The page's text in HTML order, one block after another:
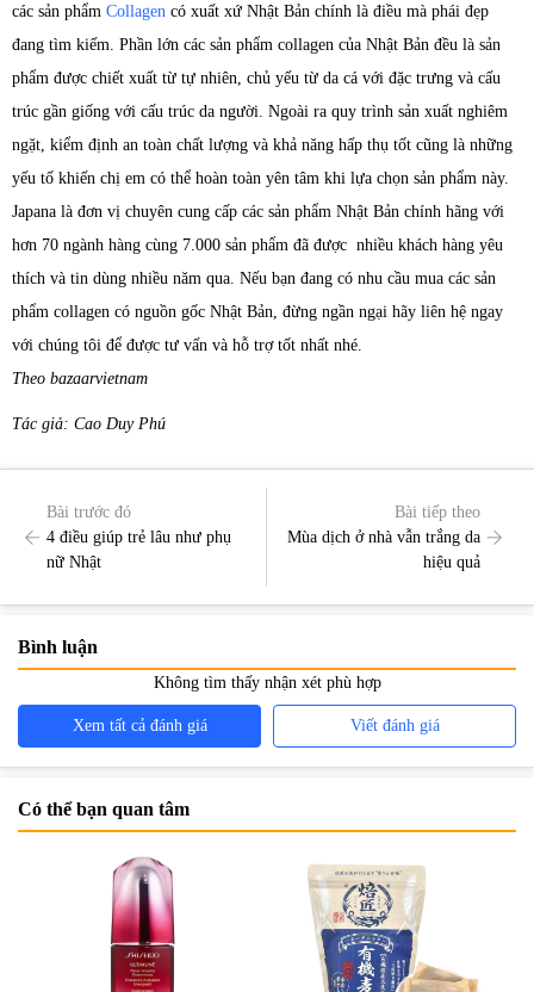
các sản phẩm Collagen có xuất xứ Nhật Bản chính là điều mà phái đẹp
đang tìm kiếm. Phần lớn các sản phẩm collagen của Nhật Bản đều là sản
phẩm được chiết xuất từ tự nhiên, chủ yếu từ da cá với đặc trưng và cấu
trúc gần giống với cấu trúc da người. Ngoài ra quy trình sản xuất nghiêm
ngặt, kiểm định an toàn chất lượng và khả năng hấp thụ tốt cũng là những
yếu tố khiến chị em có thể hoàn toàn yên tâm khi lựa chọn sản phẩm này.
Japana là đơn vị chuyên cung cấp các sản phẩm Nhật Bản chính hãng với
hơn 70 ngành hàng cùng 7.000 sản phẩm đã được nhiều khách hàng yêu
thích và tin dùng nhiều năm qua. Nếu bạn đang có nhu cầu mua các sản
phẩm collagen có nguồn gốc Nhật Bản, đừng ngần ngại hãy liên hệ ngay
với chúng tôi để được tư vấn và hỗ trợ tốt nhất nhé.
Theo bazaarvietnam
Tác giả: Cao Duy Phú
Bài trước đó
4 điều giúp trẻ lâu như phụ
nữ Nhật
Bài tiếp theo
Mùa dịch ở nhà vẫn trắng da
hiệu quả
Bình luận
Không tìm thấy nhận xét phù hợp
Xem tất cả đánh giá Viết đánh giá
Có thể bạn quan tâm